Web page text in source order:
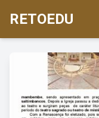
RETOEDU